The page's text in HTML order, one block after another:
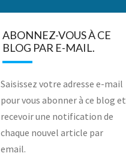
ABONNEZ-VOUS À CE
BLOG PAR E-MAIL.
Saisissez votre adresse e-mail
pour vous abonner à ce blog et
recevoir une notification de
chaque nouvel article par
email.